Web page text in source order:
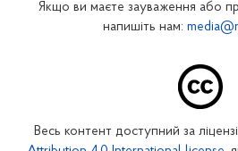
Якщо ви маєте зауваження або
напишіть нам:
Весь контент доступний за